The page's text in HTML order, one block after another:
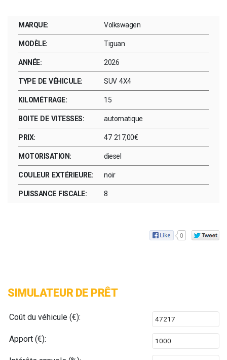
MARQUE: Volkswagen
MODÈLE: Tiguan
ANNÉE: 2026
TYPE DE VÉHICULE: SUV 4X4
KILOMÉTRAGE: 15
BOITE DE VITESSES: automatique
PRIX: 47 217,00€
MOTORISATION: diesel
COULEUR EXTÉRIEURE: noir
PUISSANCE FISCALE: 8
0
SIMULATEUR DE PRÊT
Coût du véhicule (€):
Apport (€):